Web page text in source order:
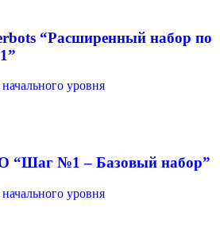
“Расширенный набор по
уровня
“Шаг №1 – Базовый набор”
уровня